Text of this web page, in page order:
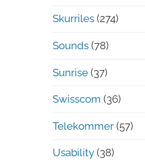
Skurriles (274)
Sounds (78)
Sunrise (37)
Swisscom (36)
Telekommer (57)
Usability (38)